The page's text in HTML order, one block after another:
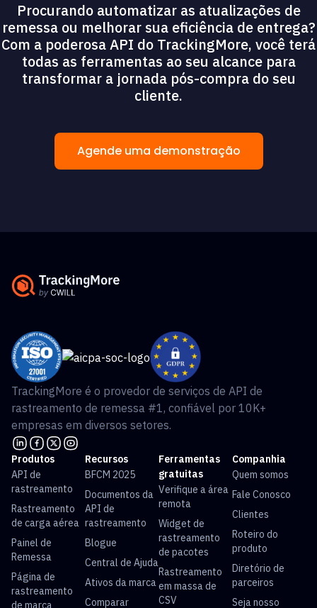
Procurando automatizar as atualizações de
remessa ou melhorar sua eficiência de entrega?
Com a poderosa API do TrackingMore, você terá
todas as ferramentas ao seu alcance para
transformar a jornada pós-compra do seu
cliente.
Agende uma demonstração
TrackingMore é o provedor de serviços de API de
rastreamento de remessa #1, confiável por 10K+
empresas em diversos setores.
Produtos
API de
rastreamento
Rastreamento
de carga aérea
Painel de
Remessa
Página de
rastreamento
de marca
Recursos
BFCM 2025
Documentos da
API de
rastreamento
Blogue
Central de Ajuda
Ativos da marca
Comparar
Ferramentas
gratuitas
Verifique a área
remota
Widget de
rastreamento
de pacotes
Rastreamento
em massa de
CSV
Companhia
Quem somos
Fale Conosco
Clientes
Roteiro do
produto
Diretório de
parceiros
Seja nosso